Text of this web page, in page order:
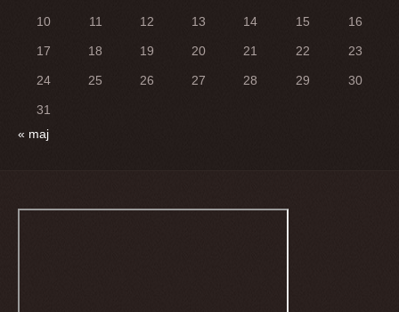
10 11 12 13 14 15 16
17 18 19 20 21 22 23
24 25 26 27 28 29 30
31
« maj